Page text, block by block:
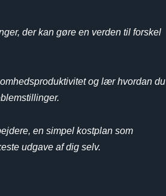
der kan gøre en verden til forskel
og lær hvordan du
en simpel kostplan som
udgave af dig selv.